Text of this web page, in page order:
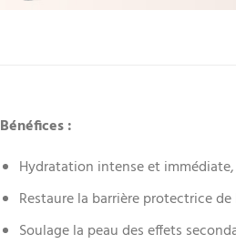
Bénéfices :
Hydratation intense et
Restaure la barrière protectrice
Soulage la peau des effets